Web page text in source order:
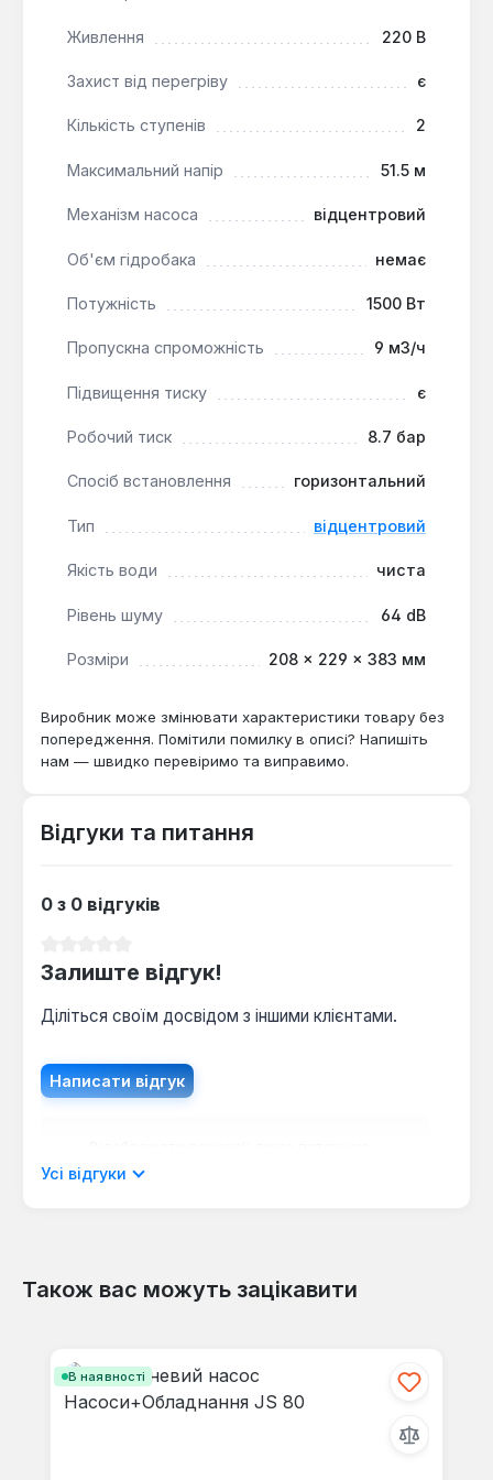
+60°C. Він є надійним вибором для побутового та
ефективне підвищення тиску та перекачування
води. Ця модель забезпечує стабільну роботу та
експлуатації.
Живлення 220 В
Захист від перегріву є
Кількість ступенів 2
Максимальний напір 51.5 м
Механізм насоса відцентровий
Об'єм гідробака немає
Потужність 1500 Вт
Пропускна спроможність 9 м3/ч
Підвищення тиску є
Робочий тиск 8.7 бар
Спосіб встановлення горизонтальний
Тип відцентровий
Якість води чиста
Рівень шуму 64 dB
Розміри 208 × 229 × 383 мм
Виробник може змінювати характеристики товару без
попередження. Помітили помилку в описі? Напишіть
нам — швидко перевіримо та виправимо.
Відгуки та питання
0 з 0 відгуків
Залиште відгук!
Діліться своїм досвідом з іншими клієнтами.
Написати відгук
мовою.
Відгуків не знайдено. Поділіться
Усі відгуки
Також вас можуть зацікавити
В наявності